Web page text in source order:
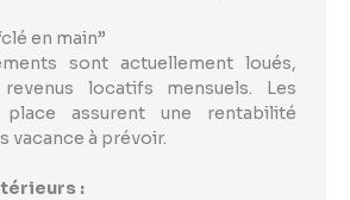
en main”
sont actuellement loués,
locatifs mensuels. Les
assurent une rentabilité
vacance à prévoir.
: